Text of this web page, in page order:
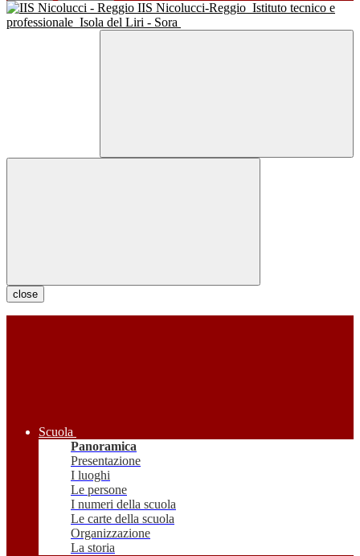
IIS Nicolucci-Reggio Istituto tecnico e
professionale Isola del Liri - Sora
close
Scuola
Panoramica
Presentazione
I luoghi
Le persone
I numeri della scuola
Le carte della scuola
Organizzazione
La storia